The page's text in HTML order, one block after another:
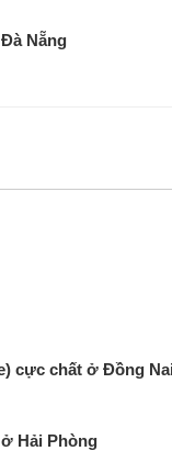
Nẵng
cực chất ở Đồng Nai
Hải Phòng